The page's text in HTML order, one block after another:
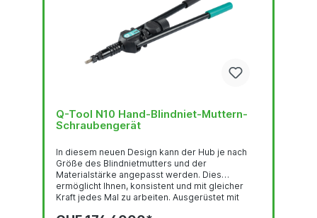
Q-Tool N10 Hand-Blindniet-Muttern-
Schraubengerät
In diesem neuen Design kann der Hub je nach
Größe des Blindnietmutters und der
Materialstärke angepasst werden. Dies
ermöglicht Ihnen, konsistent und mit gleicher
Kraft jedes Mal zu arbeiten. Ausgerüstet mit